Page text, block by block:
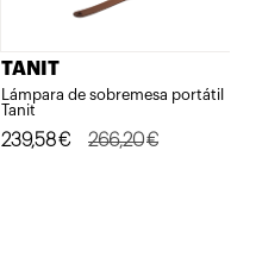
TANIT
Lámpara de sobremesa portátil
Tanit
266,20€
El
239,58€
El